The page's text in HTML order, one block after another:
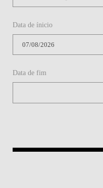
Data de ínicio
Data de fim